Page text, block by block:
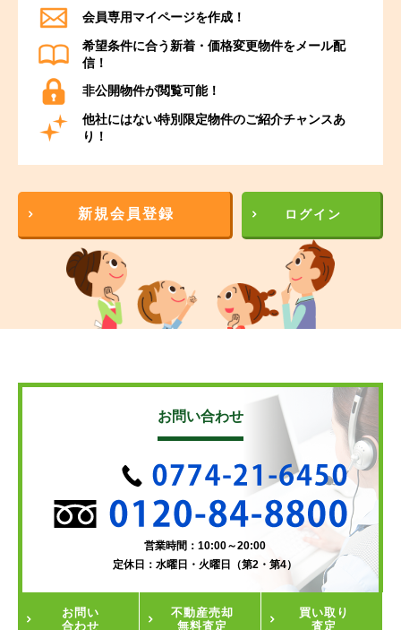
会員専用マイページを作成！
希望条件に合う新着・価格変更物件をメール配
信！
非公開物件が閲覧可能！
他社にはない特別限定物件のご紹介チャンスあ
り！
新規会員登録 ログイン
お問い合わせ
営業時間：10:00～20:00
定休日：水曜日・火曜日（第2・第4）
お問い
合わせ
不動産売却
無料査定
買い取り
査定